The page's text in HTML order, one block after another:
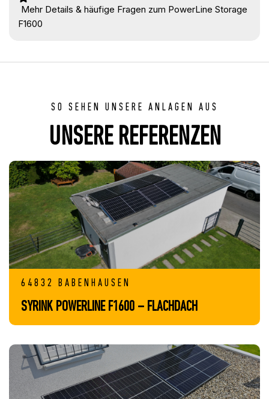
Mehr Details & häufige Fragen zum PowerLine Storage
F1600
SO SEHEN UNSERE ANLAGEN AUS
UNSERE REFERENZEN
64832 BABENHAUSEN
SYRINK POWERLINE F1600 – FLACHDACH